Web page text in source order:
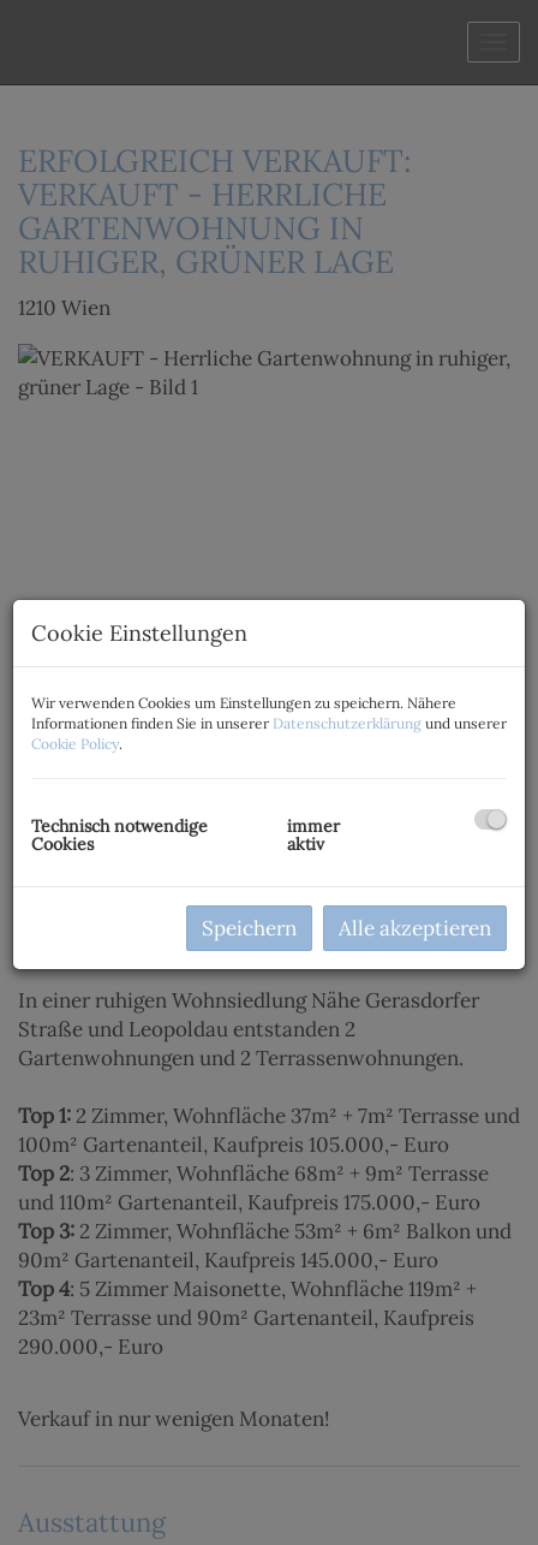
ERFOLGREICH VERKAUFT:
VERKAUFT - HERRLICHE
GARTENWOHNUNG IN
RUHIGER, GRÜNER LAGE
1210 Wien
In einer ruhigen Wohnsiedlung Nähe Gerasdorfer
Straße und Leopoldau entstanden 2
Gartenwohnungen und 2 Terrassenwohnungen.
Top 1: 2 Zimmer, Wohnfläche 37m² + 7m² Terrasse und
100m² Gartenanteil, Kaufpreis 105.000,- Euro
Top 2: 3 Zimmer, Wohnfläche 68m² + 9m² Terrasse
und 110m² Gartenanteil, Kaufpreis 175.000,- Euro
Top 3: 2 Zimmer, Wohnfläche 53m² + 6m² Balkon und
90m² Gartenanteil, Kaufpreis 145.000,- Euro
Top 4: 5 Zimmer Maisonette, Wohnfläche 119m² +
23m² Terrasse und 90m² Gartenanteil, Kaufpreis
290.000,- Euro
Verkauf in nur wenigen Monaten!
Ausstattung
Cookie Einstellungen
Wir verwenden Cookies um Einstellungen zu speichern. Nähere
Informationen finden Sie in unserer Datenschutzerklärung und unserer
Cookie Policy.
Technisch notwendige
Cookies
immer
aktiv
Speichern Alle akzeptieren